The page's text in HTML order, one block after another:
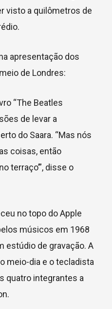
visto a quilômetros de
apresentação dos
de Londres:
“The Beatles
de levar a
do Saara. “Mas nós
coisas, então
terraço’”, disse o
no topo do Apple
músicos em 1968
estúdio de gravação. A
meio-dia e o tecladista
quatro integrantes a